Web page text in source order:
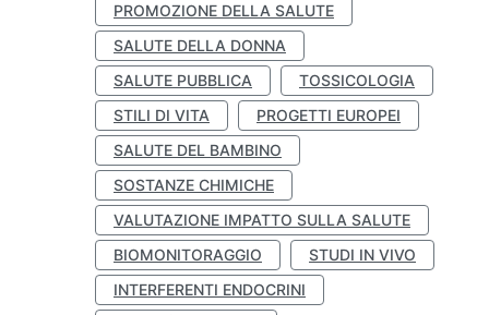
PROMOZIONE DELLA SALUTE
SALUTE DELLA DONNA
SALUTE PUBBLICA
TOSSICOLOGIA
STILI DI VITA
PROGETTI EUROPEI
SALUTE DEL BAMBINO
SOSTANZE CHIMICHE
VALUTAZIONE IMPATTO SULLA SALUTE
BIOMONITORAGGIO
STUDI IN VIVO
INTERFERENTI ENDOCRINI